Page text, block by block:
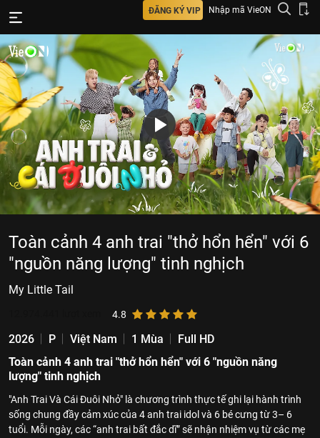
ĐĂNG KÝ VIP Nhập mã VieON
Toàn cảnh 4 anh trai "thở hổn hển" với 6
"nguồn năng lượng" tinh nghịch
My Little Tail
4.8
2026 P Việt Nam 1 Mùa
Full HD
Toàn cảnh 4 anh trai "thở hổn hển" với 6 "nguồn năng
lượng" tinh nghịch
"Anh Trai Và Cái Đuôi Nhỏ" là chương trình thực tế ghi lại hành trình
sống chung đầy cảm xúc của 4 anh trai idol và 6 bé cưng từ 3– 6
tuổi. Mỗi ngày, các “anh trai bất đắc dĩ” sẽ nhận nhiệm vụ từ các mẹ